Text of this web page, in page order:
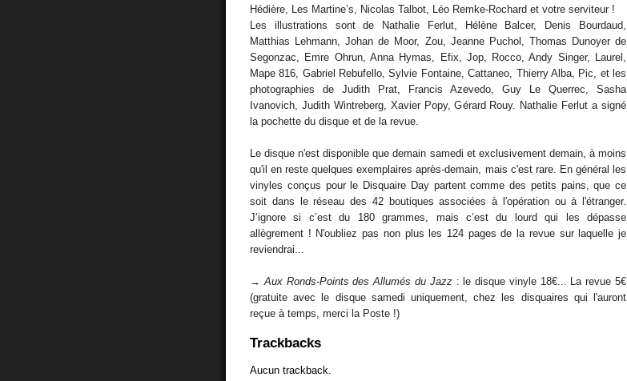
Hédière, Les Martine’s, Nicolas Talbot, Léo Remke-Rochard et votre serviteur !
Les illustrations sont de Nathalie Ferlut, Hélène Balcer, Denis Bourdaud,
Matthias Lehmann, Johan de Moor, Zou, Jeanne Puchol, Thomas Dunoyer de
Segonzac, Emre Ohrun, Anna Hymas, Efix, Jop, Rocco, Andy Singer, Laurel,
Mape 816, Gabriel Rebufello, Sylvie Fontaine, Cattaneo, Thierry Alba, Pic, et les
photographies de Judith Prat, Francis Azevedo, Guy Le Querrec, Sasha
Ivanovich, Judith Wintreberg, Xavier Popy, Gérard Rouy. Nathalie Ferlut a signé
la pochette du disque et de la revue.
Le disque n'est disponible que demain samedi et exclusivement demain, à moins
qu'il en reste quelques exemplaires après-demain, mais c'est rare. En général les
vinyles conçus pour le Disquaire Day partent comme des petits pains, que ce
soit dans le réseau des 42 boutiques associées à l'opération ou à l'étranger.
J’ignore si c’est du 180 grammes, mais c’est du lourd qui les dépasse
allègrement ! N'oubliez pas non plus les 124 pages de la revue sur laquelle je
reviendrai...
→ Aux Ronds-Points des Allumés du Jazz: le disque vinyle 18€... La revue 5€
(gratuite avec le disque samedi uniquement, chez les disquaires qui l'auront
reçue à temps, merci la Poste !)
Trackbacks
Aucun trackback.